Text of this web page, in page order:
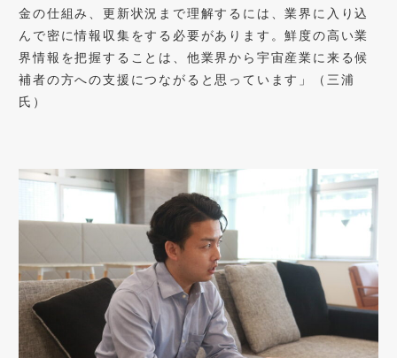
金の仕組み、更新状況まで理解するには、業界に入り込
んで密に情報収集をする必要があります。鮮度の高い業
界情報を把握することは、他業界から宇宙産業に来る候
補者の方への支援につながると思っています」（三浦
氏）